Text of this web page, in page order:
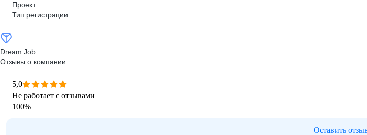
Проект
Тип регистрации
Dream Job
Отзывы о компании
5,0
Не работает с отзывами
100%
Оставить